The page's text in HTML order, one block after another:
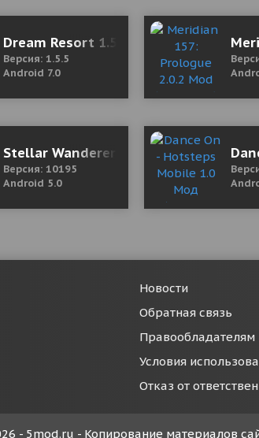
Dream Resort 1.5.5 Mod (Free
Версия: 1.5.5
Android 7.0
Stellar Wanderer 10195 (Mod Money)
Версия: 10195
Android 5.0
Новости
Обратная связь
Правообладателям
Условия
Отказ от
- 5mod.ru - Копирование материалов